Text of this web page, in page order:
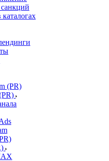
каталогах